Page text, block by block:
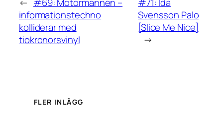
← #69: Motormännen –
informationstechno
kolliderar med
tiokronorsvinyl
#71: Ida
Svensson Palo
[Slice Me Nice]
→
FLER INLÄGG